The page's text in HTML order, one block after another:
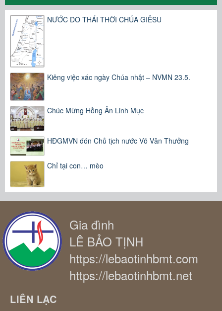
NƯỚC DO THÁI THỜI CHÚA GIÊSU
Kiêng việc xác ngày Chúa nhật – NVMN 23.5.
Chúc Mừng Hồng Ân Linh Mục
HĐGMVN đón Chủ tịch nước Võ Văn Thưởng
Chỉ tại con… mèo
Gia đình
LÊ BẢO TỊNH
https://lebaotinhbmt.com
https://lebaotinhbmt.net
LIÊN LẠC